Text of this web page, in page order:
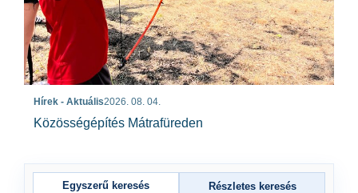
Hírek - Aktuális2026. 08. 04.
Közösségépítés Mátrafüreden
Egyszerű keresés Részletes keresés